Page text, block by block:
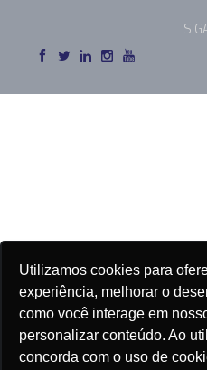
Utilizamos cookies para
experiência, melhorar o
como você interage em
personalizar conteúdo. Ao
concorda com o uso de